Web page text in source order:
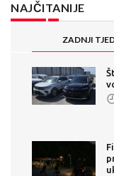
NAJČITANIJE
ZADNJI